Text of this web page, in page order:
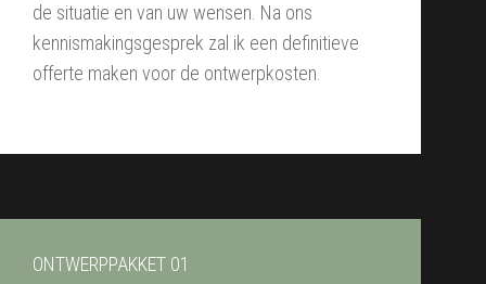
de situatie en van uw wensen. Na ons
kennismakingsgesprek zal ik een definitieve
offerte maken voor de ontwerpkosten.
ONTWERPPAKKET 01